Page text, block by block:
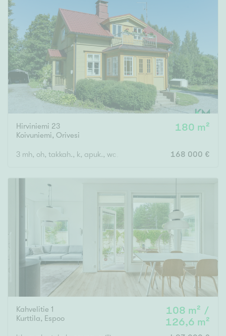
Hirviniemi 23
Koivuniemi, Orivesi
180 m²
3 mh, oh, takkah., k, apuk., wc, kph, s, eteinen x 2, kuisti
168 000 €
Kahvelitie 1
Kurttila, Espoo
108 m² /
126,6 m²